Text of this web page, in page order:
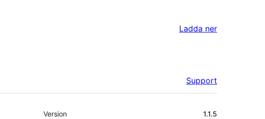
Ladda ner
Support
Meta
Version 1.1.5